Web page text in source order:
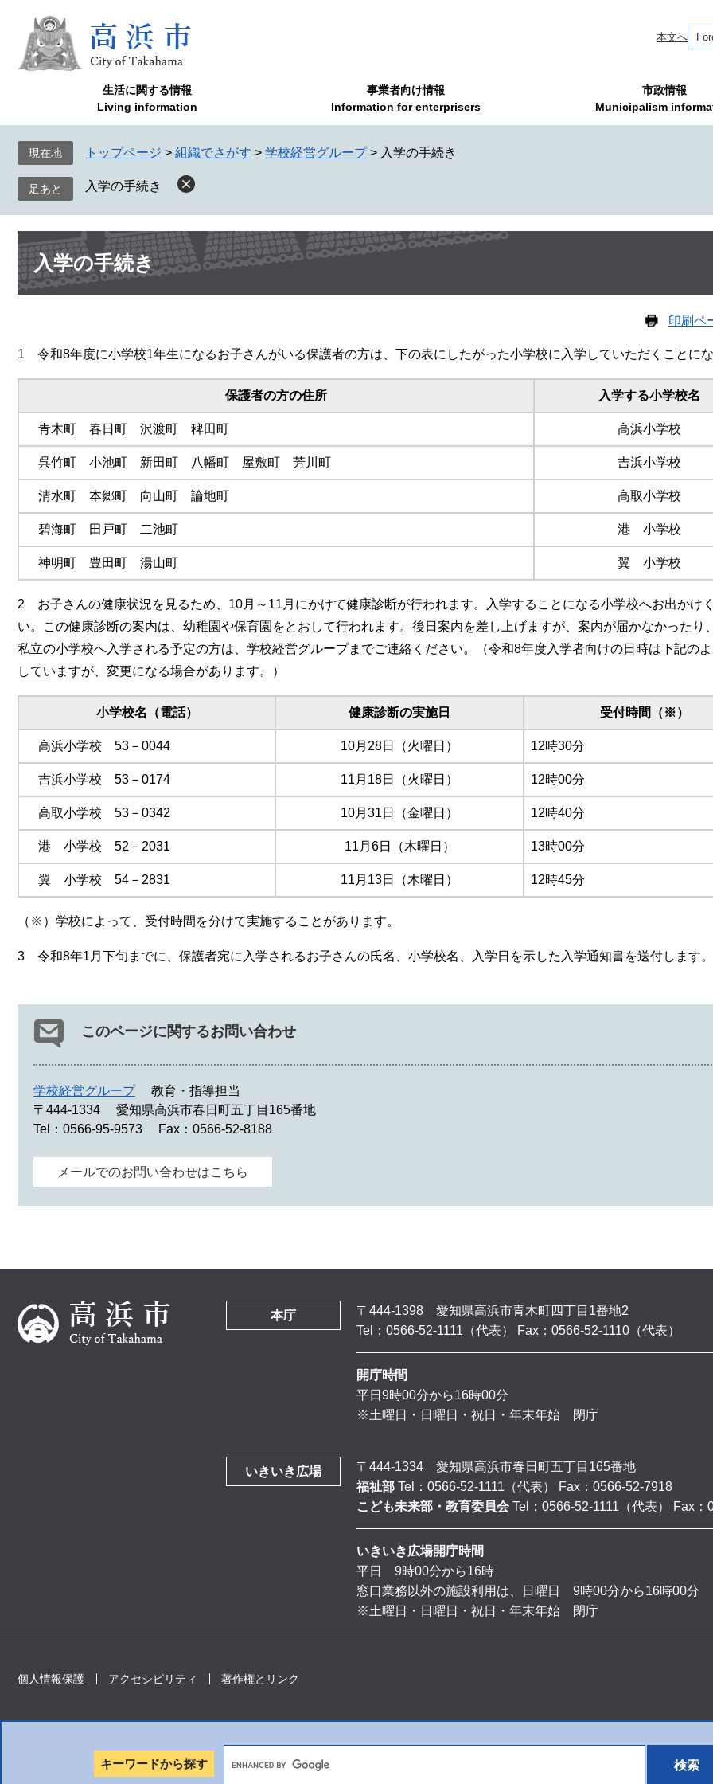
で
ば
へ
本文へ
生活に関する情報
Living information
事業者向け情報
Information for enterprisers
市政情報
Municipalism
キーワードから探す
現在地 トップページ > 組織でさがす > 学校経営グループ > 入学の手続き
入学の手続き
本
文 入学の手続き
印刷ペ
1 令和8年度に小学校1年生になるお子さんがいる保護者の方は、下の表にしたがった小学校に入学していただくことに
保護者の方の住所 入学する小学校名
青木町 春日町 沢渡町 稗田町 高浜小学校
呉竹町 小池町 新田町 八幡町 屋敷町 芳川町 吉浜小学校
清水町 本郷町 向山町 論地町 高取小学校
碧海町 田戸町 二池町 港 小学校
神明町 豊田町 湯山町 翼 小学校
2 お子さんの健康状況を見るため、10月～11月にかけて健康診断が行われます。入学することになる小学校へお出かけ
い。この健康診断の案内は、幼稚園や保育園をとおして行われます。後日案内を差し上げますが、案内が届かなかったり
私立の小学校へ入学される予定の方は、学校経営グループまでご連絡ください。（令和8年度入学者向けの日時は下記の
していますが、変更になる場合があります。）
小学校名（電話） 健康診断の実施日 受付時間（※）
高浜小学校 53－0044 10月28日（火曜日） 12時30分
吉浜小学校 53－0174 11月18日（火曜日） 12時00分
高取小学校 53－0342 10月31日（金曜日） 12時40分
港 小学校 52－2031 11月6日（木曜日） 13時00分
翼 小学校 54－2831 11月13日（木曜日） 12時45分
（※）学校によって、受付時間を分けて実施することがあります。
3 令和8年1月下旬までに、保護者宛に入学されるお子さんの氏名、小学校名、入学日を示した入学通知書を送付します。
このページに関するお問い合わせ
学校経営グループ
教育・指導担当
〒444-1334
愛知県高浜市春日町五丁目165番地
Tel：0566-95-9573
Fax：0566-52-8188
メールでのお問い合わせはこちら
本庁
〒444-1398 愛知県高浜市青木町四丁目1番地2
Tel：0566-52-1111（代表）
Fax：0566-52-1110（代表）
開庁時間
平日9時00分から16時00分
※土曜日・日曜日・祝日・年末年始 閉庁
いきいき広場
〒444-1334 愛知県高浜市春日町五丁目165番地
福祉部 Tel：0566-52-1111（代表）
Fax：0566-52-7918
こども未来部・教育委員会 Tel：0566-52-1111（代表） Fax：
いきいき広場開庁時間
平日 9時00分から16時
窓口業務以外の施設利用は、日曜日 9時00分から16時00分
※土曜日・日曜日・祝日・年末年始 閉庁
個人情報保護 アクセシビリティ 著作権とリンク